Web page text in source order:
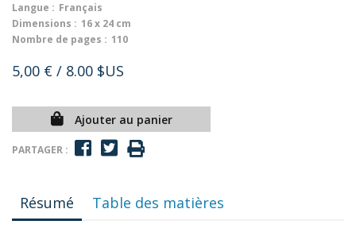
Langue : Français
Dimensions : 16 x 24 cm
Nombre de pages : 110
5,00 € / 8.00 $US
Ajouter au panier
PARTAGER :
Résumé Table des matières